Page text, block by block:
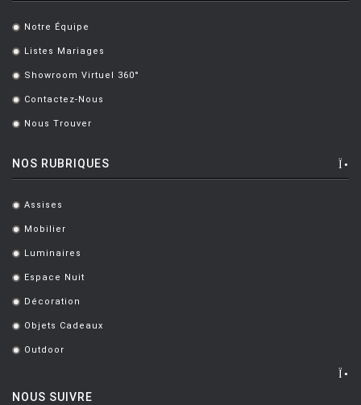
. Notre Équipe
. Listes Mariages
. Showroom Virtuel 360°
. Contactez-Nous
. Nous Trouver
NOS RUBRIQUES
. Assises
. Mobilier
. Luminaires
. Espace Nuit
. Décoration
. Objets Cadeaux
. Outdoor
NOUS SUIVRE